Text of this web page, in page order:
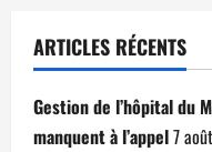
ARTICLES RÉCENTS
Gestion de l’hôpital du
manquent à l’appel7